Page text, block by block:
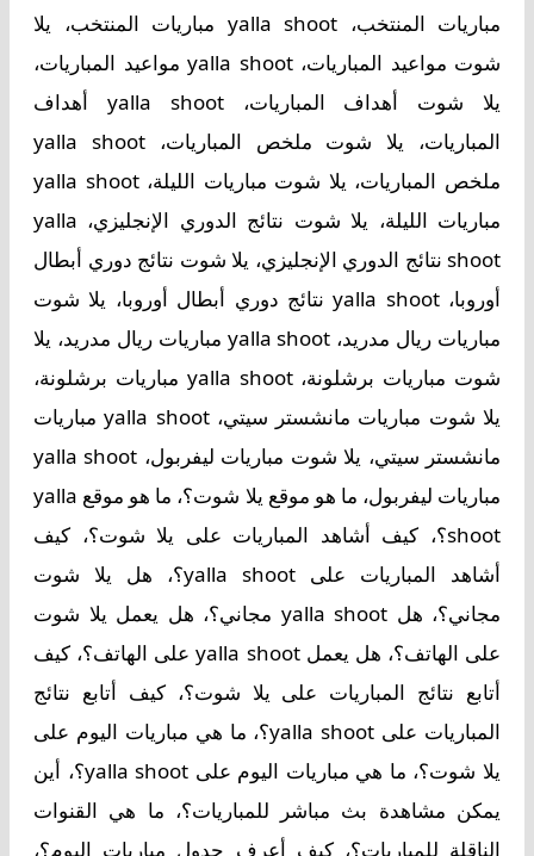
مباريات المنتخب، yalla shoot مباريات المنتخب، يلا
شوت مواعيد المباريات، yalla shoot مواعيد المباريات،
يلا شوت أهداف المباريات، yalla shoot أهداف
المباريات، يلا شوت ملخص المباريات، yalla shoot
ملخص المباريات، يلا شوت مباريات الليلة، yalla shoot
مباريات الليلة، يلا شوت نتائج الدوري الإنجليزي، yalla
shoot نتائج الدوري الإنجليزي، يلا شوت نتائج دوري أبطال
أوروبا، yalla shoot نتائج دوري أبطال أوروبا، يلا شوت
مباريات ريال مدريد، yalla shoot مباريات ريال مدريد، يلا
شوت مباريات برشلونة، yalla shoot مباريات برشلونة،
يلا شوت مباريات مانشستر سيتي، yalla shoot مباريات
مانشستر سيتي، يلا شوت مباريات ليفربول، yalla shoot
مباريات ليفربول، ما هو موقع يلا شوت؟، ما هو موقع yalla
shoot؟، كيف أشاهد المباريات على يلا شوت؟، كيف
أشاهد المباريات على yalla shoot؟، هل يلا شوت
مجاني؟، هل yalla shoot مجاني؟، هل يعمل يلا شوت
على الهاتف؟، هل يعمل yalla shoot على الهاتف؟، كيف
أتابع نتائج المباريات على يلا شوت؟، كيف أتابع نتائج
المباريات على yalla shoot؟، ما هي مباريات اليوم على
يلا شوت؟، ما هي مباريات اليوم على yalla shoot؟، أين
يمكن مشاهدة بث مباشر للمباريات؟، ما هي القنوات
الناقلة للمباريات؟، كيف أعرف جدول مباريات اليوم؟،